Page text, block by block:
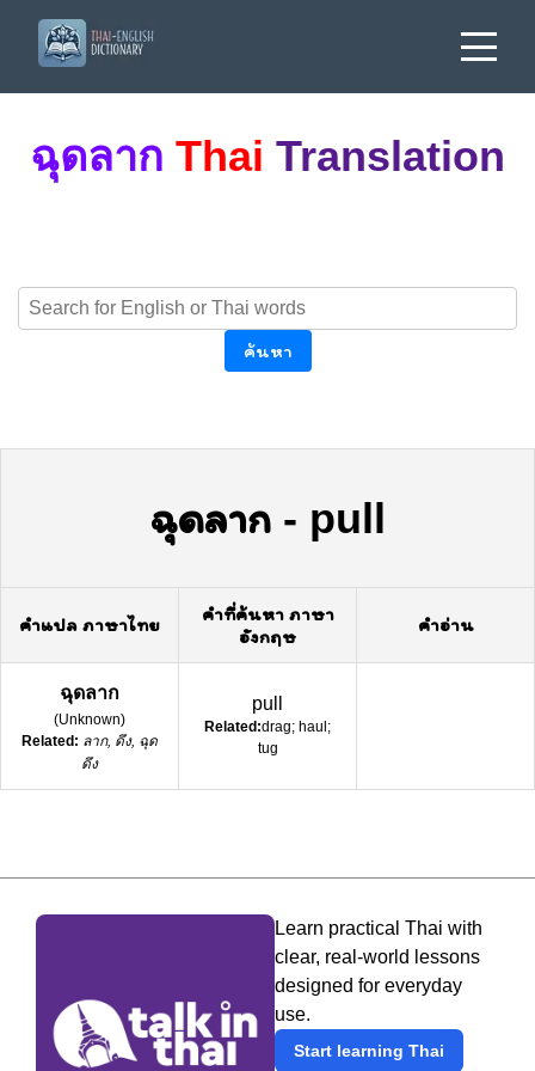
ฉุดลาก Thai Translation
ค้นหา
ฉุดลาก- pull
คำแปล ภาษาไทย
คำที่ค้นหา ภาษา
อังกฤษ
คำอ่าน
ฉุดลาก
(Unknown)
Related: ลาก, ดึง, ฉุด
ดึง
pull
Related:drag; haul;
tug
Learn practical Thai with
clear, real-world lessons
designed for everyday
use.
Start learning Thai